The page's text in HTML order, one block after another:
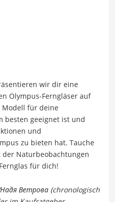
wir dir eine
Olympus-Ferngläser auf
Modell für deine
besten geeignet ist und
und
zu bieten hat. Tauche
Naturbeobachtungen
für dich!